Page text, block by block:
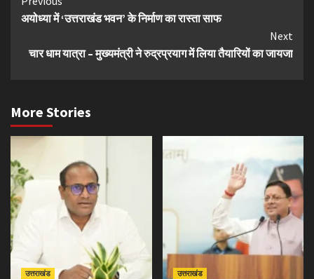
Reading
अयोध्या में ‘उत्तराखंड भवन’ के निर्माण का रास्ता साफ
Next
चार धाम यात्रा – मुख्यमंत्री ने रुद्रप्रयाग में लिया तैयारियों का जायजा
More Stories
उत्तराखंड उत्तराखंड